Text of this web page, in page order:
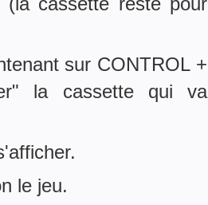
sur CONTROL +
la cassette qui va
le jeu.